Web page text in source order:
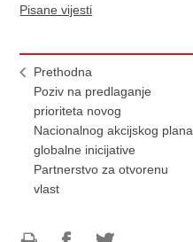
Pisane vijesti
Prethodna
​Poziv na predlaganje
prioriteta novog
Nacionalnog akcijskog plana
globalne inicijative
Partnerstvo za otvorenu
vlast